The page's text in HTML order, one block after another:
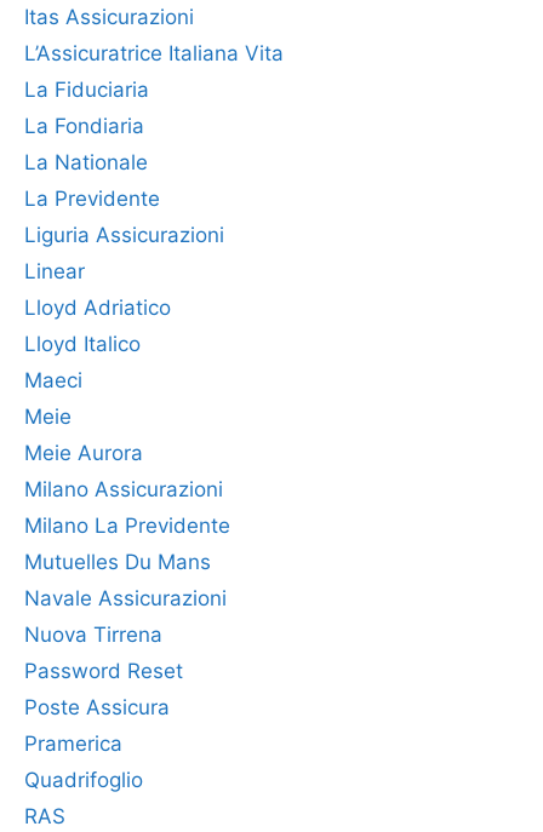
Itas Assicurazioni
L’Assicuratrice Italiana Vita
La Fiduciaria
La Fondiaria
La Nationale
La Previdente
Liguria Assicurazioni
Linear
Lloyd Adriatico
Lloyd Italico
Maeci
Meie
Meie Aurora
Milano Assicurazioni
Milano La Previdente
Mutuelles Du Mans
Navale Assicurazioni
Nuova Tirrena
Password Reset
Poste Assicura
Pramerica
Quadrifoglio
RAS